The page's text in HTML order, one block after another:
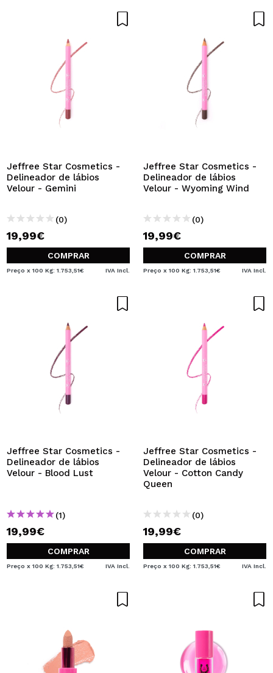
Jeffree Star Cosmetics -
Delineador de lábios
Velour - Gemini
(0)
19,99€
COMPRAR
Preço x 100 Kg: 1.753,51€ IVA Incl.
Jeffree Star Cosmetics -
Delineador de lábios
Velour - Wyoming Wind
(0)
19,99€
COMPRAR
Preço x 100 Kg: 1.753,51€ IVA Incl.
Jeffree Star Cosmetics -
Delineador de lábios
Velour - Blood Lust
(1)
19,99€
COMPRAR
Preço x 100 Kg: 1.753,51€ IVA Incl.
Jeffree Star Cosmetics -
Delineador de lábios
Velour - Cotton Candy
Queen
(0)
19,99€
COMPRAR
Preço x 100 Kg: 1.753,51€ IVA Incl.